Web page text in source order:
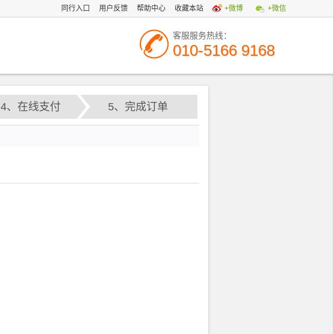
同行入口 用户反馈 帮助中心 收藏本站 +微博 +微信
客服服务热线：
010-5166 9168
4、在线支付 5、完成订单